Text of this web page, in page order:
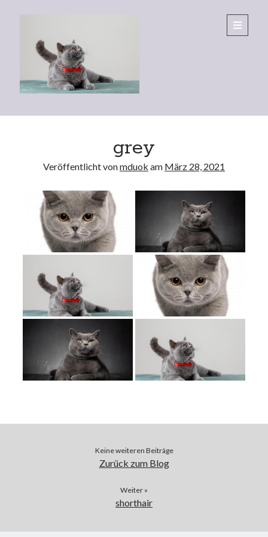
BKH
open
primary
Sidebar
Datenschutzerklärung
grey
Veröffentlicht vonmduok am März 28, 2021
Keine weiteren Beiträge
Zurück zum Blog
Weiter »
shorthair